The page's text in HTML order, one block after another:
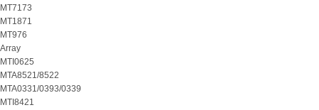
MT7173
MT1871
MT976
Array
MTI0625
MTA8521/8522
MTA0331/0393/0339
MTI8421